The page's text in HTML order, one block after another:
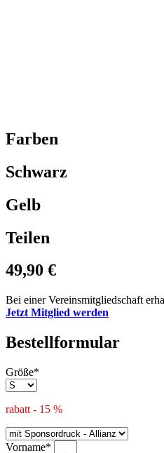
Farben
Schwarz
Gelb
Teilen
49,90 €
Bei einer Vereinsmitgliedschaft
Jetzt Mitglied werden
Bestellformular
Größe*
rabatt - 15 %
Vorname*